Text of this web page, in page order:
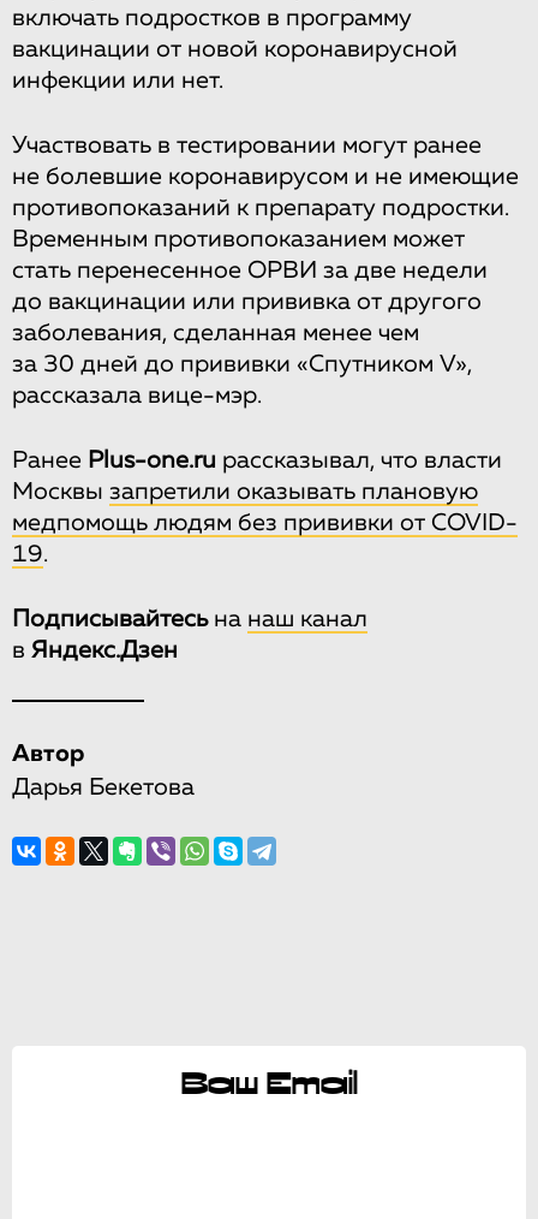
включать подростков в программу
вакцинации от новой коронавирусной
инфекции или нет.
Участвовать в тестировании могут ранее
не болевшие коронавирусом и не имеющие
противопоказаний к препарату подростки.
Временным противопоказанием может
стать перенесенное ОРВИ за две недели
до вакцинации или прививка от другого
заболевания, сделанная менее чем
за 30 дней до прививки «Спутником V»,
рассказала вице-мэр.
Ранее Plus-one.ru рассказывал, что власти
Москвы запретили оказывать плановую
медпомощь людям без прививки от COVID-
19.
Подписывайтесьна наш канал
в Яндекс.Дзен
Автор
Дарья Бекетова
Ваш Email